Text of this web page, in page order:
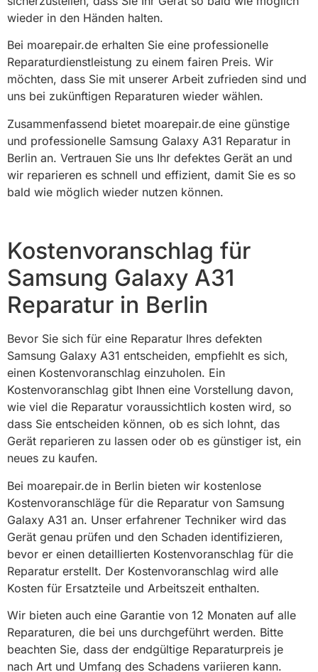
wieder in den Händen halten.
Bei moarepair.de erhalten Sie eine professionelle
Reparaturdienstleistung zu einem fairen Preis. Wir
möchten, dass Sie mit unserer Arbeit zufrieden sind und
uns bei zukünftigen Reparaturen wieder wählen.
Zusammenfassend bietet moarepair.de eine günstige
und professionelle Samsung Galaxy A31 Reparatur in
Berlin an. Vertrauen Sie uns Ihr defektes Gerät an und
wir reparieren es schnell und effizient, damit Sie es so
bald wie möglich wieder nutzen können.
Kostenvoranschlag für
Samsung Galaxy A31
Reparatur in Berlin
Bevor Sie sich für eine Reparatur Ihres defekten
Samsung Galaxy A31 entscheiden, empfiehlt es sich,
einen Kostenvoranschlag einzuholen. Ein
Kostenvoranschlag gibt Ihnen eine Vorstellung davon,
wie viel die Reparatur voraussichtlich kosten wird, so
dass Sie entscheiden können, ob es sich lohnt, das
Gerät reparieren zu lassen oder ob es günstiger ist, ein
neues zu kaufen.
Bei moarepair.de in Berlin bieten wir kostenlose
Kostenvoranschläge für die Reparatur von Samsung
Galaxy A31 an. Unser erfahrener Techniker wird das
Gerät genau prüfen und den Schaden identifizieren,
bevor er einen detaillierten Kostenvoranschlag für die
Reparatur erstellt. Der Kostenvoranschlag wird alle
Kosten für Ersatzteile und Arbeitszeit enthalten.
Wir bieten auch eine Garantie von 12 Monaten auf alle
Reparaturen, die bei uns durchgeführt werden. Bitte
beachten Sie, dass der endgültige Reparaturpreis je
nach Art und Umfang des Schadens variieren kann.